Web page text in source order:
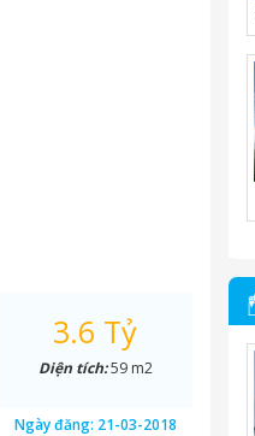
3.6 Tỷ
Diện tích:59 m2
Ngày đăng: 21-03-2018